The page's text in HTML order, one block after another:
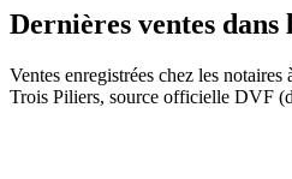
Dernières ventes dans
Ventes enregistrées chez les
Trois Piliers, source officielle DVF